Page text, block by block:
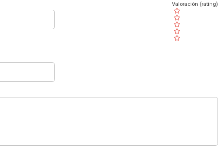
( )
( )
( )
( )
( )
Valoración (rating)